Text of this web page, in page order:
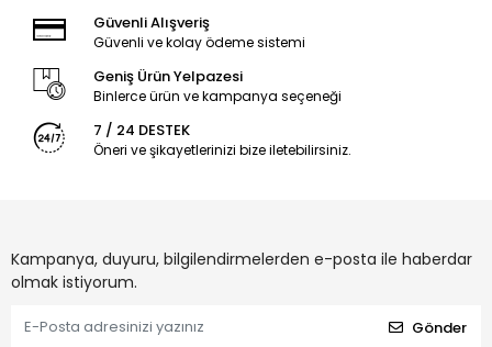
Güvenli Alışveriş
Güvenli ve kolay ödeme sistemi
Geniş Ürün Yelpazesi
Binlerce ürün ve kampanya seçeneği
7 / 24 DESTEK
Öneri ve şikayetlerinizi bize iletebilirsiniz.
Kampanya, duyuru, bilgilendirmelerden e-posta ile haberdar
olmak istiyorum.
Gönder